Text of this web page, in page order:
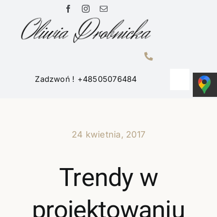
zawartości
Zadzwoń ! +48505076484
Toggle
24 kwietnia, 2017
Trendy w
projektowaniu